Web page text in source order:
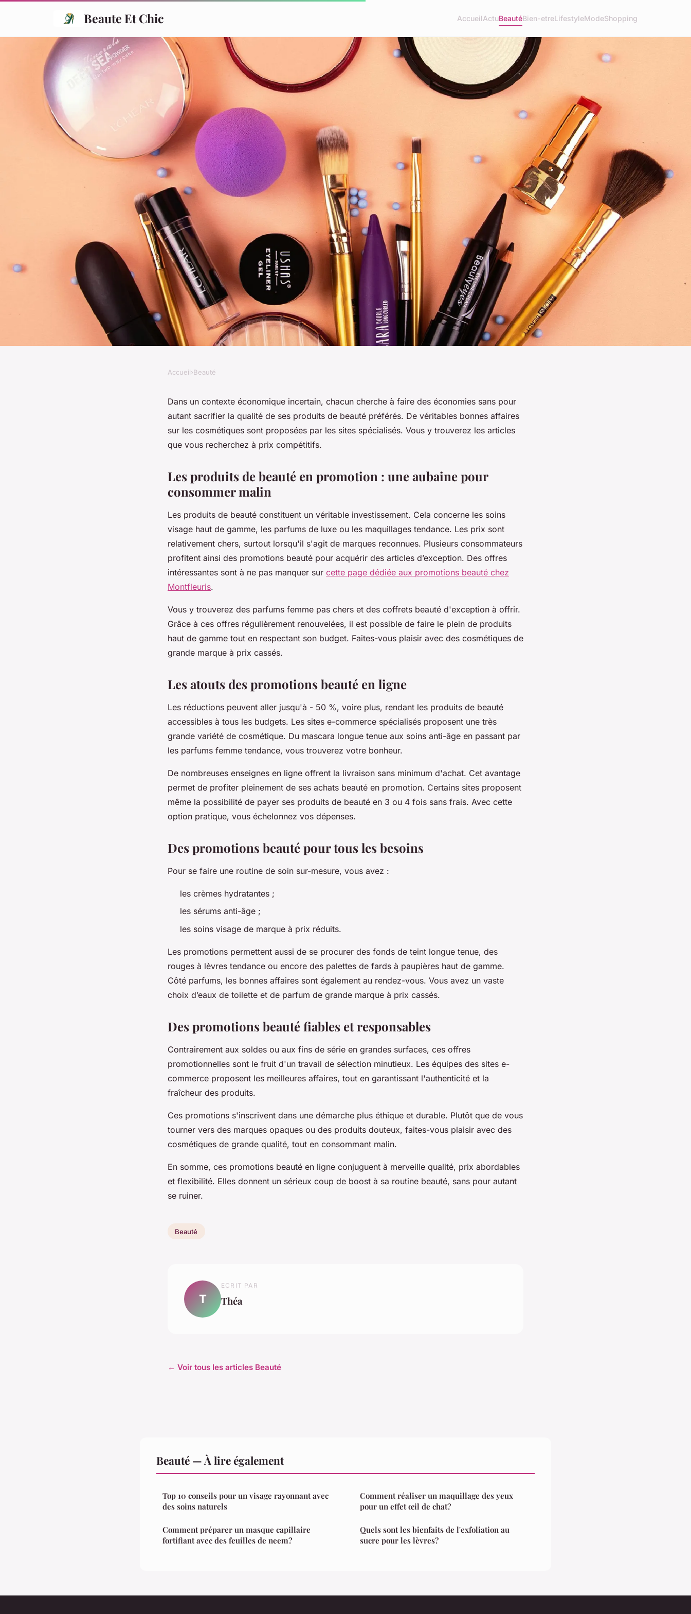
Beaute Et Chic AccueilActuBeautéBien-etreLifestyleModeShopping
Profitez des meilleures promotions
sur les produits de beauté
Accueil›Beauté
Dans un contexte économique incertain, chacun cherche à faire des économies sans pour
autant sacrifier la qualité de ses produits de beauté préférés. De véritables bonnes affaires
sur les cosmétiques sont proposées par les sites spécialisés. Vous y trouverez les articles
que vous recherchez à prix compétitifs.
Les produits de beauté en promotion : une aubaine pour
consommer malin
Les produits de beauté constituent un véritable investissement. Cela concerne les soins
visage haut de gamme, les parfums de luxe ou les maquillages tendance. Les prix sont
relativement chers, surtout lorsqu'il s'agit de marques reconnues. Plusieurs consommateurs
profitent ainsi des promotions beauté pour acquérir des articles d’exception. Des offres
intéressantes sont à ne pas manquer sur cette page dédiée aux promotions beauté chez
Montfleuris.
Vous y trouverez des parfums femme pas chers et des coffrets beauté d'exception à offrir.
Grâce à ces offres régulièrement renouvelées, il est possible de faire le plein de produits
haut de gamme tout en respectant son budget. Faites-vous plaisir avec des cosmétiques de
grande marque à prix cassés.
Les atouts des promotions beauté en ligne
Les réductions peuvent aller jusqu'à - 50 %, voire plus, rendant les produits de beauté
accessibles à tous les budgets. Les sites e-commerce spécialisés proposent une très
grande variété de cosmétique. Du mascara longue tenue aux soins anti-âge en passant par
les parfums femme tendance, vous trouverez votre bonheur.
De nombreuses enseignes en ligne offrent la livraison sans minimum d'achat. Cet avantage
permet de profiter pleinement de ses achats beauté en promotion. Certains sites proposent
même la possibilité de payer ses produits de beauté en 3 ou 4 fois sans frais. Avec cette
option pratique, vous échelonnez vos dépenses.
Des promotions beauté pour tous les besoins
Pour se faire une routine de soin sur-mesure, vous avez :
les crèmes hydratantes ;
les sérums anti-âge ;
les soins visage de marque à prix réduits.
Les promotions permettent aussi de se procurer des fonds de teint longue tenue, des
rouges à lèvres tendance ou encore des palettes de fards à paupières haut de gamme.
Côté parfums, les bonnes affaires sont également au rendez-vous. Vous avez un vaste
choix d’eaux de toilette et de parfum de grande marque à prix cassés.
Des promotions beauté fiables et responsables
Contrairement aux soldes ou aux fins de série en grandes surfaces, ces offres
promotionnelles sont le fruit d'un travail de sélection minutieux. Les équipes des sites e-
commerce proposent les meilleures affaires, tout en garantissant l'authenticité et la
fraîcheur des produits.
Ces promotions s'inscrivent dans une démarche plus éthique et durable. Plutôt que de vous
tourner vers des marques opaques ou des produits douteux, faites-vous plaisir avec des
cosmétiques de grande qualité, tout en consommant malin.
En somme, ces promotions beauté en ligne conjuguent à merveille qualité, prix abordables
et flexibilité. Elles donnent un sérieux coup de boost à sa routine beauté, sans pour autant
se ruiner.
Beauté
T
ECRIT PAR
Théa
← Voir tous les articles Beauté
Beauté — À lire également
Top 10 conseils pour un visage rayonnant avec
des soins naturels
Comment préparer un masque capillaire
fortifiant avec des feuilles de neem?
Comment réaliser un maquillage des yeux
pour un effet œil de chat?
Quels sont les bienfaits de l'exfoliation au
sucre pour les lèvres?